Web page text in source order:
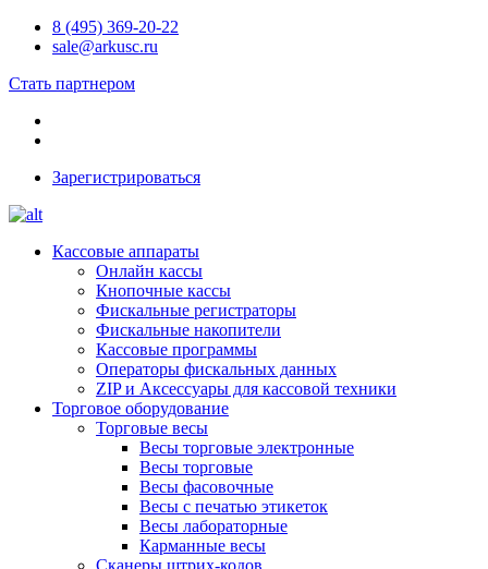
8 (495) 369-20-22
sale@arkusc.ru
Стать партнером
Зарегистрироваться
Кассовые аппараты
Онлайн кассы
Кнопочные кассы
Фискальные регистраторы
Фискальные накопители
Кассовые программы
Операторы фискальных данных
ZIP и Аксессуары для кассовой техники
Торговое оборудование
Торговые весы
Весы торговые электронные
Весы торговые
Весы фасовочные
Весы с печатью этикеток
Весы лабораторные
Карманные весы
Сканеры штрих-кодов